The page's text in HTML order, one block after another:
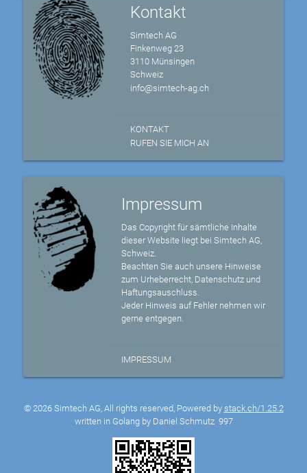
Kontakt
Simtech AG
Finkenweg 23
3110 Münsingen
Schweiz
info@simtech-ag.ch
KONTAKT
RUFEN SIE MICH AN
Impressum
Das Copyright für sämtliche Inhalte
dieser Website liegt bei Simtech AG,
Schweiz.
Beachten Sie auch unsere Hinweise
zum Urheberrecht, Datenschutz und
Haftungsauschluss.
Jeder Hinweis auf Fehler nehmen wir
gerne entgegen.
IMPRESSUM
© 2026 Simtech AG, All rights reserved, Powered by stack.ch/1.25.2
written in Golang by Daniel Schmutz 997